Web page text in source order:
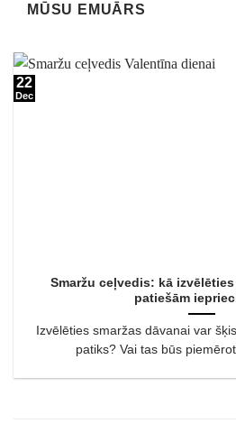
MŪSU EMUĀRS
Smaržu ceļvedis: kā
patiešām
Izvēlēties smaržas dāvanai var
patiks? Vai tas būs
22
Dec